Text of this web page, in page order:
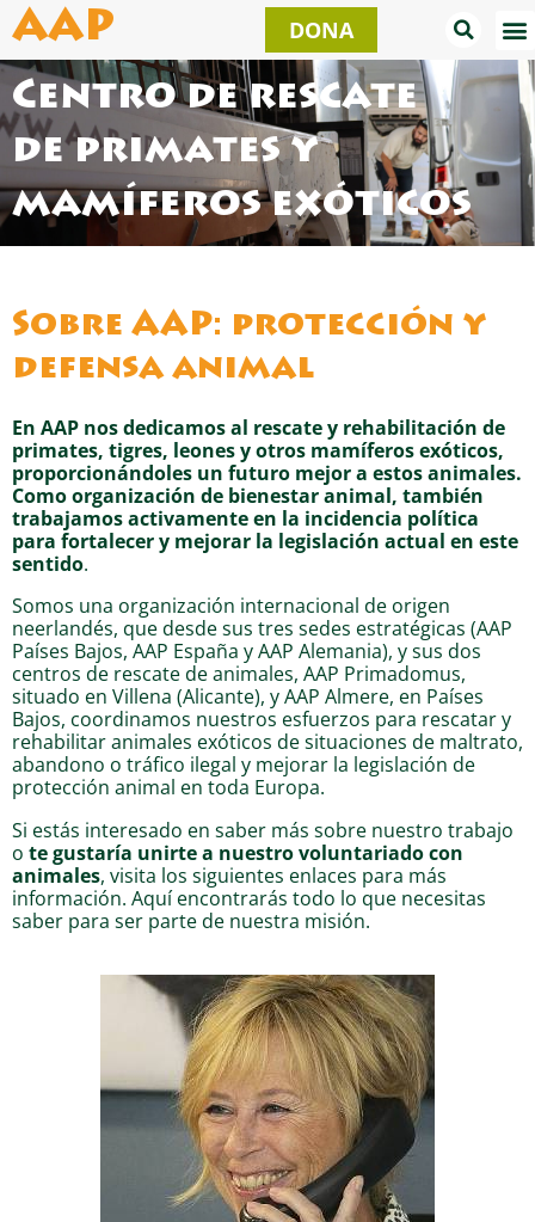
al
contenido
AAP DONA
Centro de rescate
de primates y
mamíferos exóticos
Sobre AAP: protección y
defensa animal
En AAP nos dedicamos al rescate y rehabilitación de
primates, tigres, leones y otros mamíferos exóticos,
proporcionándoles un futuro mejor a estos animales.
Como organización de bienestar animal, también
trabajamos activamente en la incidencia política
para fortalecer y mejorar la legislación actual en este
sentido.
Somos una organización internacional de origen
neerlandés, que desde sus tres sedes estratégicas (AAP
Países Bajos, AAP España y AAP Alemania), y sus dos
centros de rescate de animales, AAP Primadomus,
situado en Villena (Alicante), y AAP Almere, en Países
Bajos, coordinamos nuestros esfuerzos para rescatar y
rehabilitar animales exóticos de situaciones de maltrato,
abandono o tráfico ilegal y mejorar la legislación de
protección animal en toda Europa.
Si estás interesado en saber más sobre nuestro trabajo
o te gustaría unirte a nuestro voluntariado con
animales, visita los siguientes enlaces para más
información. Aquí encontrarás todo lo que necesitas
saber para ser parte de nuestra misión.
Escríbenos un email o
llámanos, aquí te contamos
cómo.